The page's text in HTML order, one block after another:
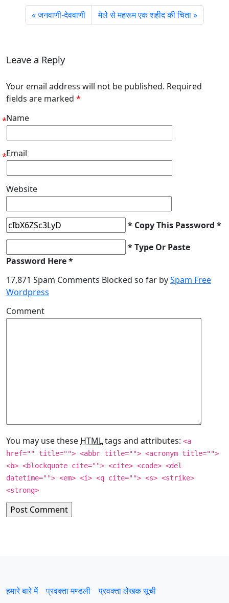
जनवाणी-देववाणी मेले से महरूम एक शहीद की चिता
Leave a Reply
Your email address will not be published. Required
fields are marked *
Name
*
Email
*
Website
* Copy This Password *
* Type Or Paste
Password Here *
17,871 Spam Comments Blocked so far bySpam Free
Wordpress
Comment
You may use these HTMLtags and attributes: <a
href="" title=""> <abbr title=""> <acronym title="">
<b> <blockquote cite=""> <cite> <code> <del
datetime=""> <em> <i> <q cite=""> <s> <strike>
<strong>
हमारे बारे में प्रवक्‍ता मण्डली प्रवक्ता लेखक सूची